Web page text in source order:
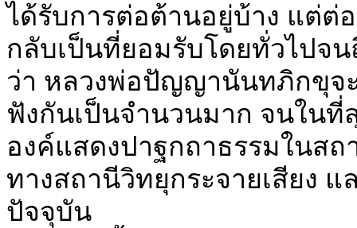
ได้รับการต่อต้านอยู่บ้าง แต่ต่
กลับเป็นที่ยอมรับโดยทั่วไปจ
ว่า หลวงพ่อปัญญานันทภิกขุจ
ฟังกันเป็นจำนวนมาก จนในที่
องค์แสดงปาฐกถาธรรมในส
ทางสถานีวิทยุกระจายเสียง
ปัจจุบัน